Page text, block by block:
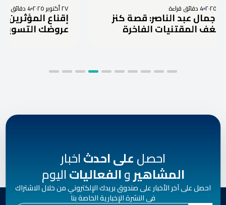
الناصر: قصة كنز
الفاخرة
4 دقائق قراءة
إقناع المؤثرين : كيف
عروضك التسويقية؟
احصلعلى احدثاخبار
المشاهيروالفعالياتاليوم
احصل على آخر الأخبار على صندوق بريدك الإلكتروني من خلال الاشتراك
في النشرة الإخبارية الخاصة بنا